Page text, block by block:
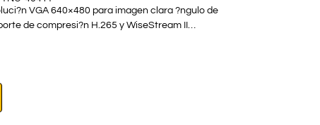
VGA 640×480 para imagen clara ?ngulo de
de compresi?n H.265 y WiseStream II…